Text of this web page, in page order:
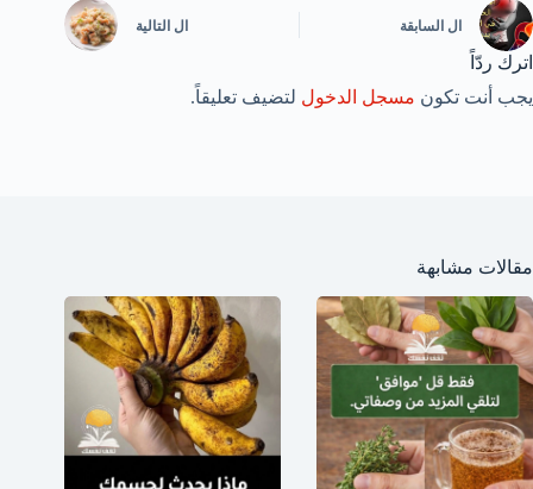
ال السابقة ال التالية
اترك ردّاً
يجب أنت تكون مسجل الدخول لتضيف تعليقاً.
مقالات مشابهة